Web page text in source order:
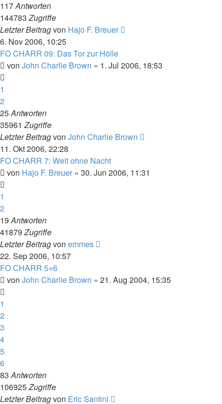
117Antworten
144783Zugriffe
Letzter Beitragvon Hajo F. Breuer
6. Nov 2006, 10:25
FO CHARR 09: Das Tor zur Hölle
von John Charlie Brown » 1. Jul 2006, 18:53
1
2
25Antworten
35961Zugriffe
Letzter Beitragvon John Charlie Brown
11. Okt 2006, 22:28
FO CHARR 7: Welt ohne Nacht
von Hajo F. Breuer » 30. Jun 2006, 11:31
1
2
19Antworten
41879Zugriffe
Letzter Beitragvon emmes
22. Sep 2006, 10:57
FO CHARR 5+6
von John Charlie Brown » 21. Aug 2004, 15:35
1
2
3
4
5
6
83Antworten
106925Zugriffe
Letzter Beitragvon Eric Santini